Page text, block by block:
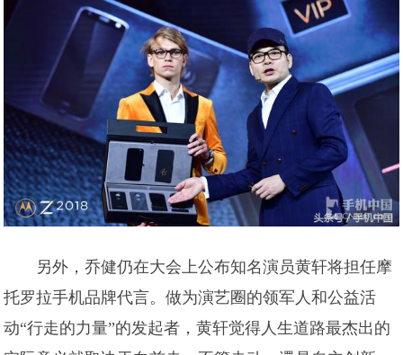
另外，乔健仍在大会上公布知名演员黄轩将担任摩
托罗拉手机品牌代言。做为演艺圈的领军人和公益活
动“行走的力量”的发起者，黄轩觉得人生道路最杰出的